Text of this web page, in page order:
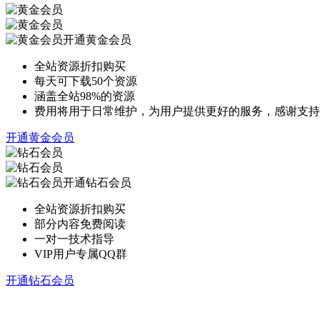
开通黄金会员
全站资源折扣购买
每天可下载50个资源
涵盖全站98%的资源
费用将用于日常维护，为用户提供更好的服务，感谢支持
开通黄金会员
开通钻石会员
全站资源折扣购买
部分内容免费阅读
一对一技术指导
VIP用户专属QQ群
开通钻石会员